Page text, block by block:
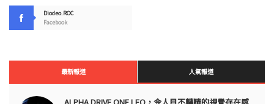
Diodeo.ROC
Facebook
最新報道 人氣報道